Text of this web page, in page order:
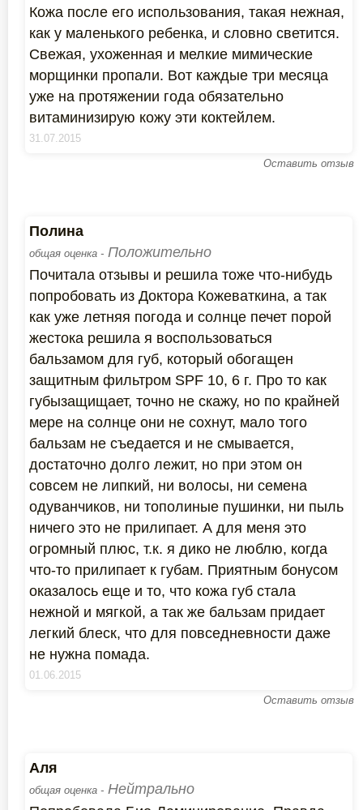
Кожа после его использования, такая нежная,
как у маленького ребенка, и словно светится.
Свежая, ухоженная и мелкие мимические
морщинки пропали. Вот каждые три месяца
уже на протяжении года обязательно
витаминизирую кожу эти коктейлем.
31.07.2015
Оставить отзыв
Полина
общая оценка - Положительно
Почитала отзывы и решила тоже что-нибудь
попробовать из Доктора Кожеваткина, а так
как уже летняя погода и солнце печет порой
жестока решила я воспользоваться
бальзамом для губ, который обогащен
защитным фильтром SPF 10, 6 г. Про то как
губызащищает, точно не скажу, но по крайней
мере на солнце они не сохнут, мало того
бальзам не съедается и не смывается,
достаточно долго лежит, но при этом он
совсем не липкий, ни волосы, ни семена
одуванчиков, ни тополиные пушинки, ни пыль
ничего это не прилипает. А для меня это
огромный плюс, т.к. я дико не люблю, когда
что-то прилипает к губам. Приятным бонусом
оказалось еще и то, что кожа губ стала
нежной и мягкой, а так же бальзам придает
легкий блеск, что для повседневности даже
не нужна помада.
01.06.2015
Оставить отзыв
Аля
общая оценка - Нейтрально